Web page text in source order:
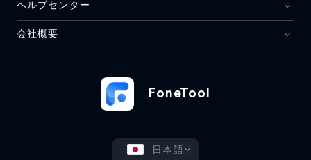
FoneTool
日本語
ヘルプセンター
会社概要